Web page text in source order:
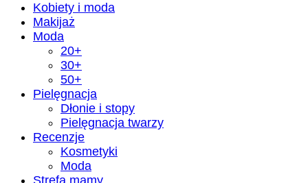
Kobiety i moda
Makijaż
Moda
20+
30+
50+
Pielęgnacja
Dłonie i stopy
Pielęgnacja twarzy
Recenzje
Kosmetyki
Moda
Strefa mamy